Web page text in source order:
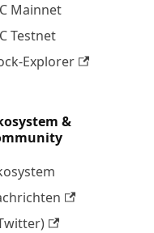
Mainnet
Testnet
Explorer
&